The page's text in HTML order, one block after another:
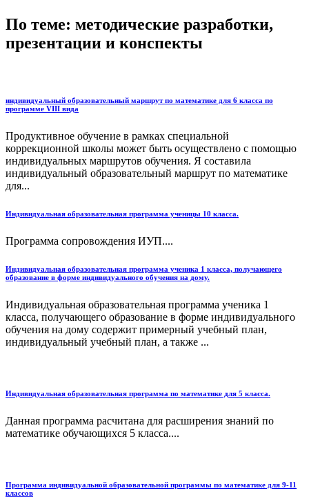
По теме: методические разработки,
презентации и конспекты
индивидуальный образовательный маршрут по математике для 6 класса по
программе VIII вида
Продуктивное обучение в рамках специальной
коррекционной школы может быть осуществлено с помощью
индивидуальных маршрутов обучения. Я составила
индивидуальный образовательный маршрут по математике
для...
Индивидуальная образовательная программа ученицы 10 класса.
Программа сопровождения ИУП....
Индивидуальная образовательная программа ученика 1 класса, получающего
образование в форме индивидуального обучения на дому.
Индивидуальная образовательная программа ученика 1
класса, получающего образование в форме индивидуального
обучения на дому содержит примерный учебный план,
индивидуальный учебный план, а также ...
Индивидуальная образовательная программа по математике для 5 класса.
Данная программа расчитана для расширения знаний по
математике обучающихся 5 класса....
Программа индивидуальной образовательной программы по математике для 9-11
классов